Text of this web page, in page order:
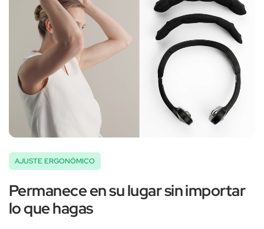
AJUSTE ERGONÓMICO
Permanece en su lugar sin importar
lo que hagas